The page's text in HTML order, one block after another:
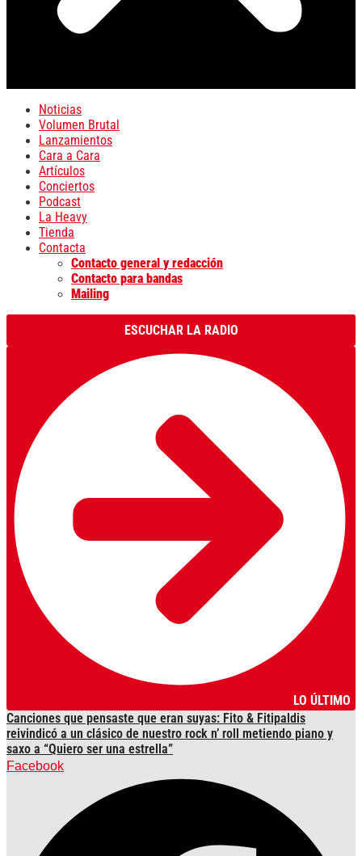
Noticias
Volumen Brutal
Lanzamientos
Cara a Cara
Artículos
Conciertos
Podcast
La Heavy
Tienda
Contacta
Contacto general y redacción
Contacto para bandas
Mailing
ESCUCHAR LA RADIO
LO ÚLTIMO
Canciones que pensaste que eran suyas: Fito & Fitipaldis
reivindicó a un clásico de nuestro rock n’ roll metiendo piano y
saxo a “Quiero ser una estrella”
Facebook